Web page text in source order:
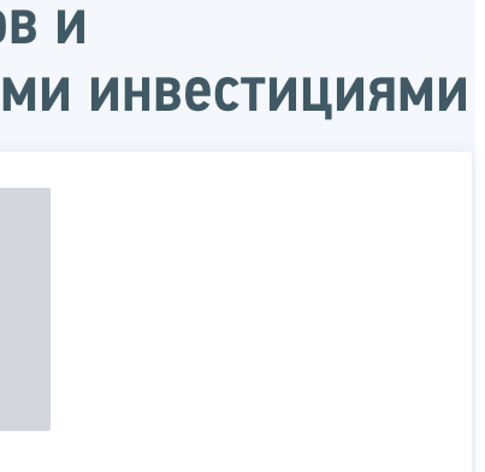
и
инвестициями